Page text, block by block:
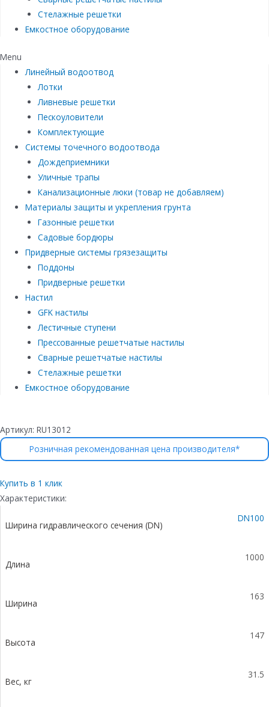
Стелажные решетки
Емкостное оборудование
Menu
Линейный водоотвод
Лотки
Ливневые решетки
Пескоуловители
Комплектующие
Системы точечного водоотвода
Дождеприемники
Уличные трапы
Канализационные люки (товар не добавляем)
Материалы защиты и укрепления грунта
Газонные решетки
Садовые бордюры
Придверные системы грязезащиты
Поддоны
Придверные решетки
Настил
GFK настилы
Лестичные ступени
Прессованные решетчатые настилы
Сварные решетчатые настилы
Стелажные решетки
Емкостное оборудование
Артикул: RU13012
Розничная рекомендованная цена производителя*
Купить в 1 клик
Характеристики:
Ширина гидравлического сечения (DN)
DN100
Длина
1000
Ширина
163
Высота
147
Вес, кг
31.5